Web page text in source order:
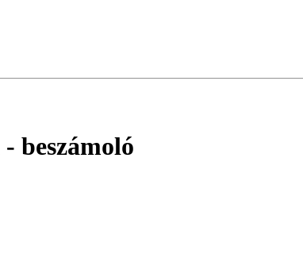
- beszámoló